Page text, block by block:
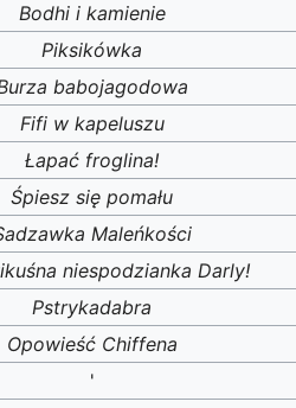
Bodhi i kamienie
Piksikówka
babojagodowa
Fifi w kapeluszu
Łapać froglina!
Śpiesz się pomału
Maleńkości
niespodzianka Darly!
Pstrykadabra
Opowieść Chiffena
'